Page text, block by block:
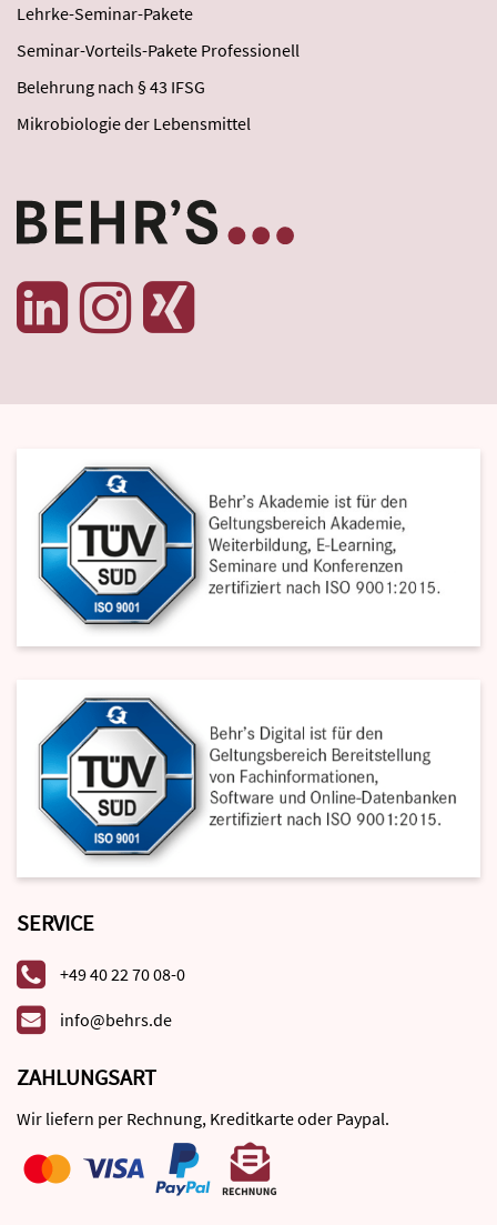
Lehrke-Seminar-Pakete
Seminar-Vorteils-Pakete Professionell
Belehrung nach § 43 IFSG
Mikrobiologie der Lebensmittel
SERVICE
+49 40 22 70 08-0
info@behrs.de
ZAHLUNGSART
Wir liefern per Rechnung, Kreditkarte oder Paypal.